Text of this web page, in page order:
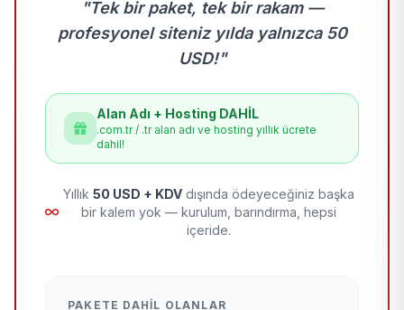
"Tek bir paket, tek bir rakam —
profesyonel siteniz yılda yalnızca 50
USD!"
Alan Adı + Hosting DAHİL
.com.tr / .tr alan adı ve hosting yıllık ücrete
dahil!
Yıllık 50 USD + KDV dışında ödeyeceğiniz başka
bir kalem yok — kurulum, barındırma, hepsi
içeride.
PAKETE DAHIL OLANLAR